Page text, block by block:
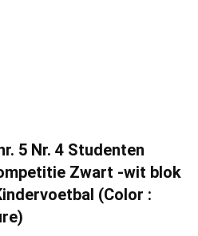
5 Nr. 4 Studenten
Zwart -wit blok
(Color :